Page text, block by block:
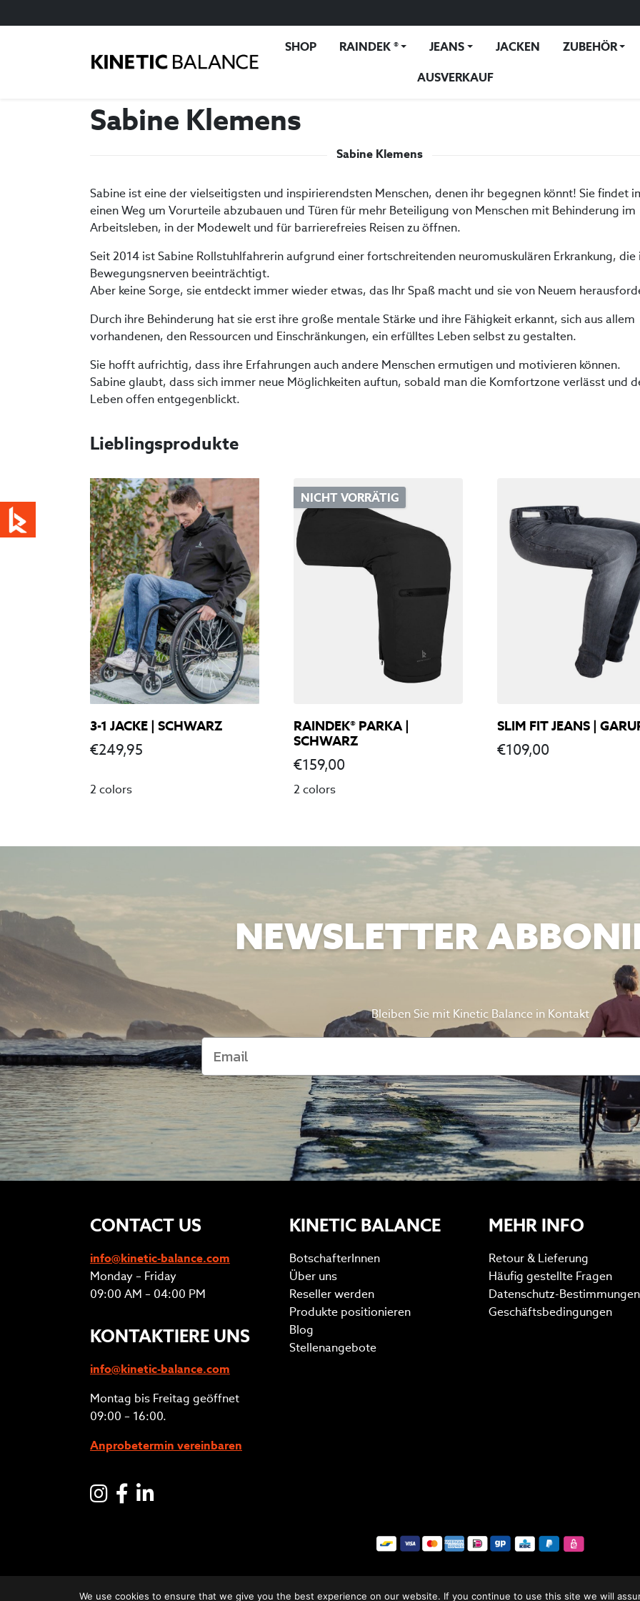
SHOP RAINDEK ® JEANS JACKEN ZUBEHÖR
AUSVERKAUF
Sabine Klemens
Sabine Klemens
Sabine ist eine der vielseitigsten und inspirierendsten Menschen, denen ihr begegnen könnt! Sie findet
einen Weg um Vorurteile abzubauen und Türen für mehr Beteiligung von Menschen mit Behinderung im
Arbeitsleben, in der Modewelt und für barrierefreies Reisen zu öffnen.
Seit 2014 ist Sabine Rollstuhlfahrerin aufgrund einer fortschreitenden neuromuskulären Erkrankung, die
Bewegungsnerven beeinträchtigt.
Aber keine Sorge, sie entdeckt immer wieder etwas, das Ihr Spaß macht und sie von Neuem
Durch ihre Behinderung hat sie erst ihre große mentale Stärke und ihre Fähigkeit erkannt, sich aus allem
vorhandenen, den Ressourcen und Einschränkungen, ein erfülltes Leben selbst zu gestalten.
Sie hofft aufrichtig, dass ihre Erfahrungen auch andere Menschen ermutigen und motivieren können.
Sabine glaubt, dass sich immer neue Möglichkeiten auftun, sobald man die Komfortzone verlässt und
Leben offen entgegenblickt.
Lieblingsprodukte
3-1 JACKE | SCHWARZ
€249,95
2 colors
RAINDEK® PARKA |
SCHWARZ
€159,00
2 colors
NICHT VORRÄTIG
SLIM FIT JEANS |
€109,00
NEWSLETTER
Bleiben Sie mit Kinetic Balance in Kontakt
CONTACT US
info@kinetic-balance.com
Monday – Friday
09:00 AM – 04:00 PM
KONTAKTIERE UNS
info@kinetic-balance.com
Montag bis Freitag geöffnet
09:00 – 16:00.
Anprobetermin vereinbaren
Instagram
Facebook
KINETIC BALANCE
BotschafterInnen
Über uns
Reseller werden
Produkte positionieren
Blog
Stellenangebote
MEHR INFO
Retour & Lieferung
Häufig gestellte Fragen
Datenschutz-Bestimmungen
Geschäftsbedingungen
We use cookies to ensure that we give you the best experience on our website. If you continue to use this site we will